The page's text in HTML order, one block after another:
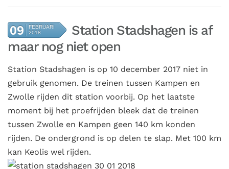
09
FEBRUARI
2018
Station Stadshagen is af
maar nog niet open
Station Stadshagen is op 10 december 2017 niet in
gebruik genomen. De treinen tussen Kampen en
Zwolle rijden dit station voorbij. Op het laatste
moment bij het proefrijden bleek dat de treinen
tussen Zwolle en Kampen geen 140 km konden
rijden. De ondergrond is op delen te slap. Met 100 km
kan Keolis wel rijden.